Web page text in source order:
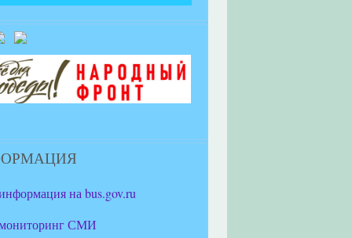
на bus.gov.ru
СМИ